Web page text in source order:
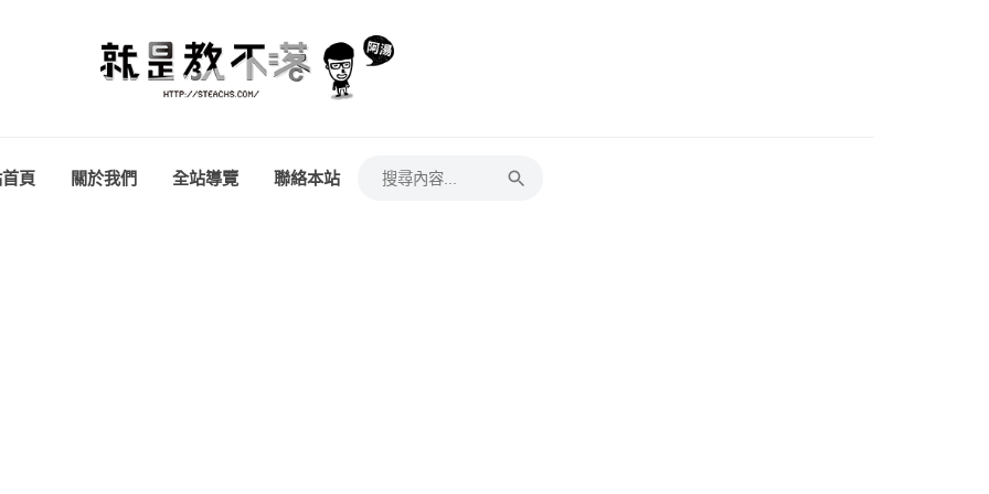
頁 關於我們 全站導覽 聯絡本站